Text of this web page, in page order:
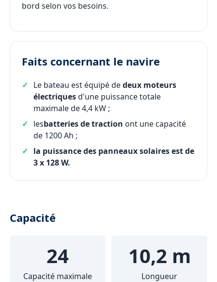
bord selon vos besoins.
Faits concernant le navire
Le bateau est équipé dedeux moteurs
électriquesd'une puissance totale
maximale de 4,4 kW ;
lesbatteries de traction ont une capacité
de 1200 Ah ;
la puissance des panneaux solaires est de
3 x 128 W.
Capacité
24
Capacité maximale
10,2 m
Longueur